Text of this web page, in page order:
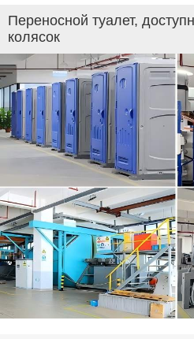
Переносной туалет,
колясок